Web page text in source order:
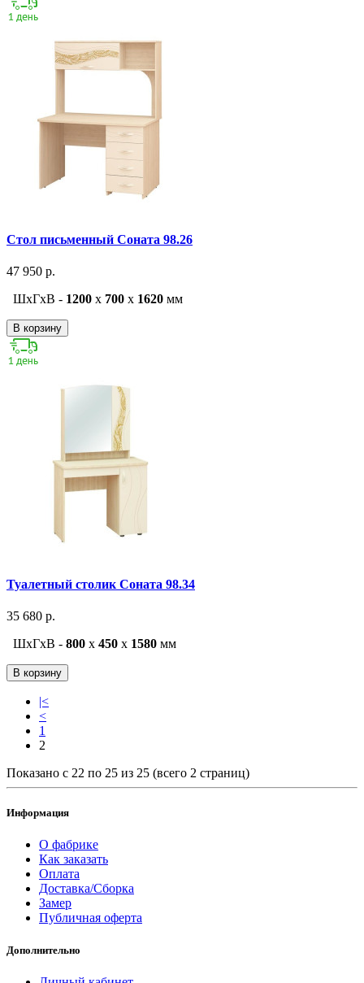
Стол письменный Соната 98.26
47 950 р.
ШxГxВ - 1200 x 700 x 1620 мм
В корзину
Туалетный столик Соната 98.34
35 680 р.
ШxГxВ - 800 x 450 x 1580 мм
В корзину
|<
<
1
2
Показано с 22 по 25 из 25 (всего 2 страниц)
Информация
О фабрике
Как заказать
Оплата
Доставка/Сборка
Замер
Публичная оферта
Дополнительно